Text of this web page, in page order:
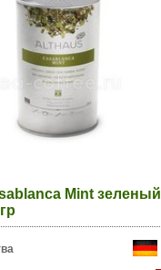
Mint зеленый